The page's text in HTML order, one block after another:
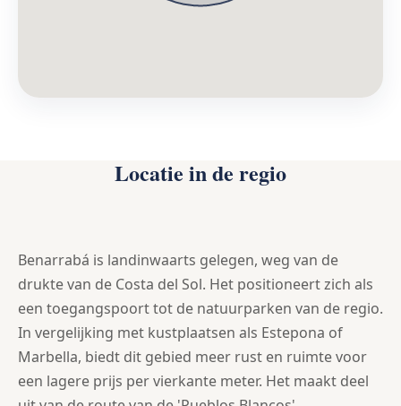
Locatie in de regio
Benarrabá is landinwaarts gelegen, weg van de
drukte van de Costa del Sol. Het positioneert zich als
een toegangspoort tot de natuurparken van de regio.
In vergelijking met kustplaatsen als Estepona of
Marbella, biedt dit gebied meer rust en ruimte voor
een lagere prijs per vierkante meter. Het maakt deel